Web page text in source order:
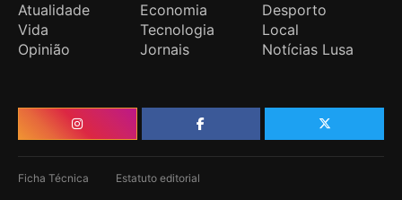
Atualidade Economia
Desporto
Vida
Tecnologia
Local
Opinião
Jornais Notícias Lusa
Ficha Técnica Estatuto editorial